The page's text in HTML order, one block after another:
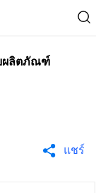
ผลิตภัณฑ์
แชร์